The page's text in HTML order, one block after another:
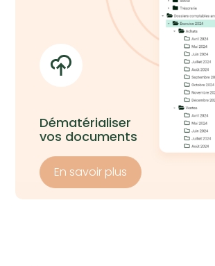
Dématérialiser
vos documents
En savoir plus